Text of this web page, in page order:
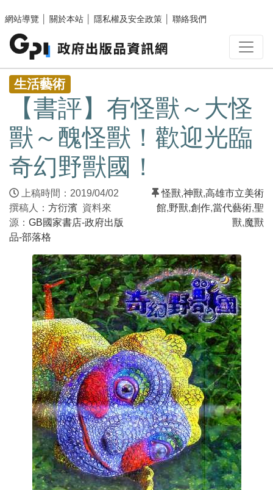
網站導覽
關於本站 隱私權及安全政策 聯絡我們
:::
生活藝術
【書評】有怪獸～大怪
獸～醜怪獸！歡迎光臨
奇幻野獸國！
上稿時間：2019/04/02
撰稿人： 方衍濱 資料來
源： GB國家書店-政府出版
品-部落格
怪獸,神獸,高雄市立美術
館,野獸,創作,當代藝術,聖
獸,魔獸